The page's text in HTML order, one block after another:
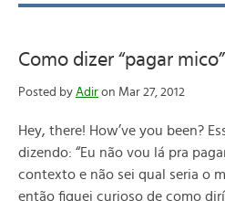
Como dizer “pagar
Posted by Adir on Mar 27, 2012
Hey, there! How’ve you been?
dizendo: “Eu não vou lá pra
contexto e não sei qual seria o
então fiquei curioso de como